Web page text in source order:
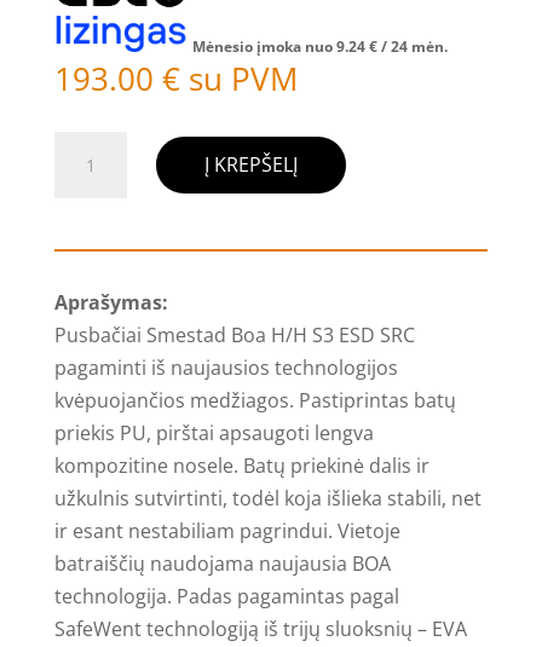
Mėnesio įmoka nuo9.24€/ 24 mėn.
193.00 € su PVM
kiekis:
Smestad
H/H
S3
ESD
SRC,
juoda/oranžinė
Į KREPŠELĮ
Aprašymas:
Pusbačiai Smestad Boa H/H S3 ESD SRC
pagaminti iš naujausios technologijos
kvėpuojančios medžiagos. Pastiprintas batų
priekis PU, pirštai apsaugoti lengva
kompozitine nosele. Batų priekinė dalis ir
užkulnis sutvirtinti, todėl koja išlieka stabili, net
ir esant nestabiliam pagrindui. Vietoje
batraiščių naudojama naujausia BOA
technologija. Padas pagamintas pagal
SafeWent technologiją iš trijų sluoksnių – EVA